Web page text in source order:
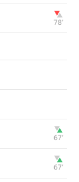
78‎’‎
67‎’‎
67‎’‎